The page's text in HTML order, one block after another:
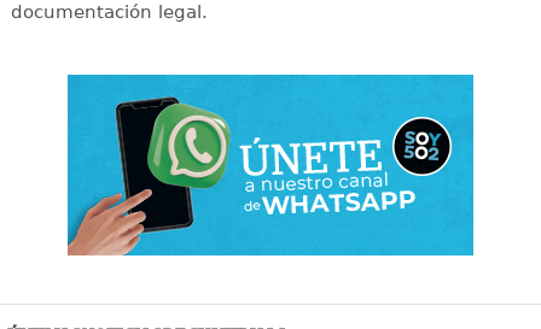
documentación legal.